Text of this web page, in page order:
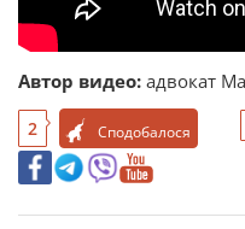
Автор видео: адвокат
2 Сподобалося